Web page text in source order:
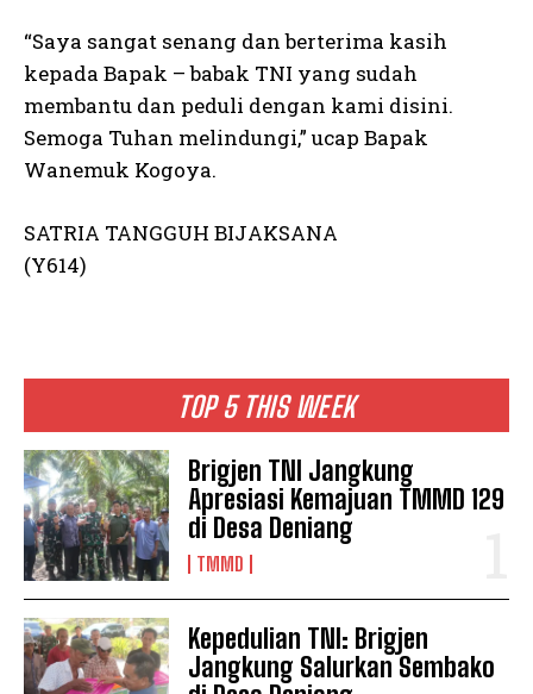
TOP 5 THIS WEEK
Brigjen TNI Jangkung
Apresiasi Kemajuan TMMD 129
di Desa Deniang
TMMD
Kepedulian TNI: Brigjen
Jangkung Salurkan Sembako
“Saya sangat senang dan berterima kasih
kepada Bapak – babak TNI yang sudah
membantu dan peduli dengan kami disini.
Semoga Tuhan melindungi,” ucap Bapak
Wanemuk Kogoya.
SATRIA TANGGUH BIJAKSANA
(Y614)